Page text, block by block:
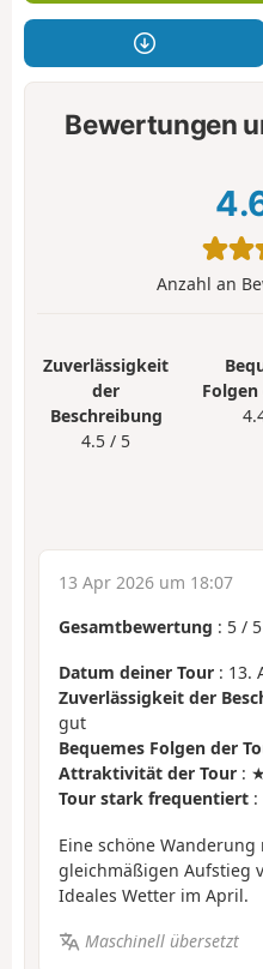
Bewertungen
Anzahl an
Zuverlässigkeit
der
Beschreibung
4.5 / 5
13 Apr 2026 um 18:07
Gesamtbewertung : 5 / 5
Datum deiner Tour : 13.
Zuverlässigkeit der
gut
Bequemes Folgen der
Attraktivität der Tour :
Tour stark frequentiert :
Eine schöne
gleichmäßigen Aufstieg
Ideales Wetter im April.
Maschinell übersetzt